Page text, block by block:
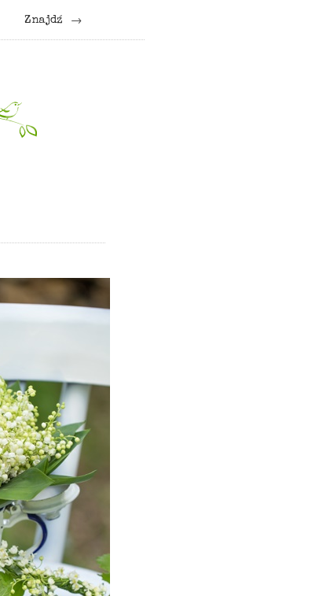
Znajdź